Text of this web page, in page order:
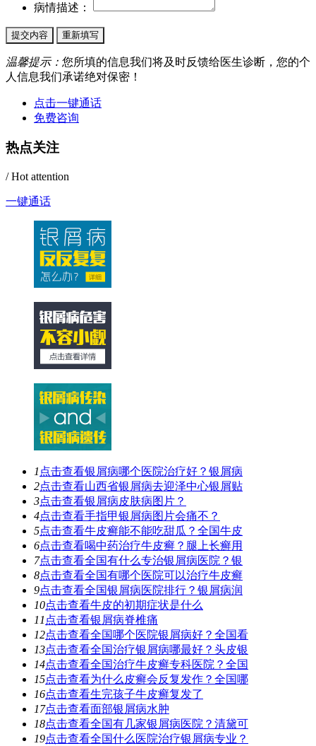
病情描述：
温馨提示： 您所填的信息我们将及时反馈给医生诊断，您的个
人信息我们承诺绝对保密！
点击一键通话
免费咨询
热点关注
/ Hot attention
一键通话
1 点击查看银屑病哪个医院治疗好？银屑病
2点击查看山西省银屑病去迎泽中心银屑贴
3点击查看银屑病皮肤病图片？
4点击查看手指甲银屑病图片会痛不？
5点击查看牛皮癣能不能吃甜瓜？全国牛皮
6点击查看喝中药治疗牛皮癣？腿上长癣用
7点击查看全国有什么专治银屑病医院？银
8点击查看全国有哪个医院可以治疗牛皮癣
9点击查看全国银屑病医院排行？银屑病润
10点击查看牛皮的初期症状是什么
11 点击查看银屑病脊椎痛
12点击查看全国哪个医院银屑病好？全国看
13点击查看全国治疗银屑病哪最好？头皮银
14点击查看全国治疗牛皮癣专科医院？全国
15点击查看为什么皮癣会反复发作？全国哪
16点击查看生完孩子牛皮癣复发了
17点击查看面部银屑病水肿
18点击查看全国有几家银屑病医院？清黛可
19点击查看全国什么医院治疗银屑病专业？